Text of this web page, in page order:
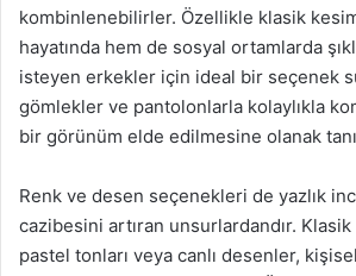
kombinlenebilirler. Özellikle klasik
hayatında hem de sosyal ortamlarda
isteyen erkekler için ideal bir seçenek
gömlekler ve pantolonlarla kolaylıkla
bir görünüm elde edilmesine olanak
Renk ve desen seçenekleri de yazlık
cazibesini artıran unsurlardandır. Klasik
pastel tonları veya canlı desenler, kişisel